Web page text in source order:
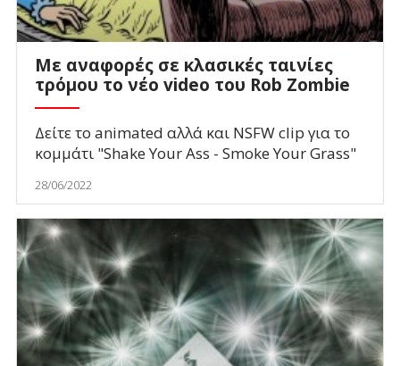
Με αναφορές σε κλασικές ταινίες
τρόμου το νέο video του Rob Zombie
Δείτε το animated αλλά και NSFW clip για το
κομμάτι "Shake Your Ass - Smoke Your Grass"
28/06/2022